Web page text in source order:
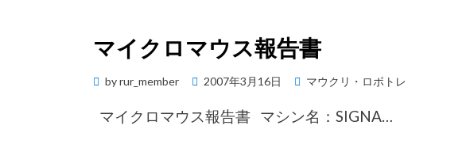
マイクロマウス報告書
byrur_member
Posted
2007年3月16日 マウクリ・ロボトレ
マイクロマウス報告書 マシン名：SIGNA…